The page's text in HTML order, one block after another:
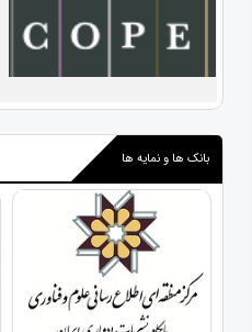
بانک ها و نمایه ها